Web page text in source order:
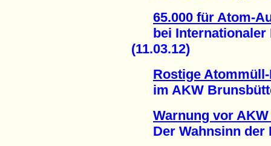
65.000 für Atom-
bei Internationaler
(11.03.12)
Rostige
im AKW
Warnung vor
Der Wahnsinn der